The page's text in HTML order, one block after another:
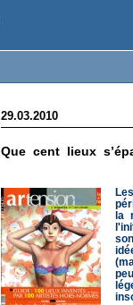
29.03.2010
Que cent lieux
la